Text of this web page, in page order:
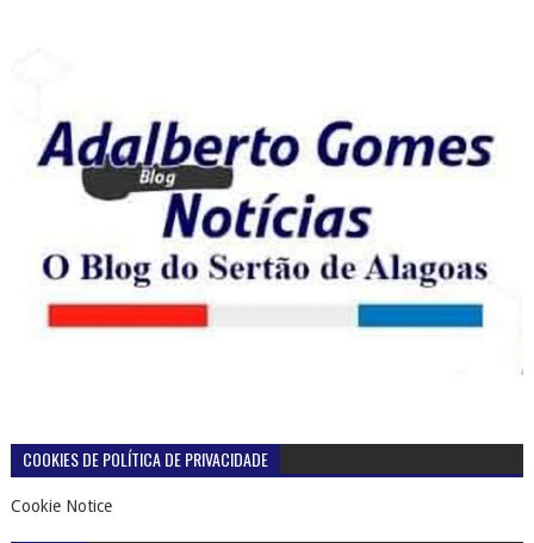
COOKIES DE POLÍTICA DE PRIVACIDADE
Cookie Notice